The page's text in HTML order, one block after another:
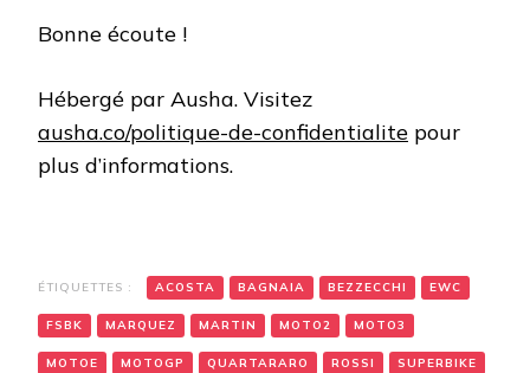
Bonne écoute !
Hébergé par Ausha. Visitez
ausha.co/politique-de-confidentialite pour
plus d’informations.
ÉTIQUETTES : ACOSTA BAGNAIA BEZZECCHI EWC
FSBK MARQUEZ MARTIN MOTO2 MOTO3
MOTOE MOTOGP QUARTARARO ROSSI SUPERBIKE